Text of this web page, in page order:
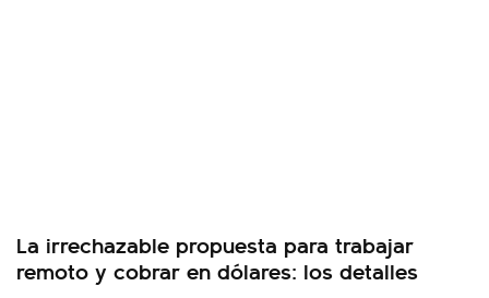
La irrechazable propuesta para trabajar
remoto y cobrar en dólares: los detalles